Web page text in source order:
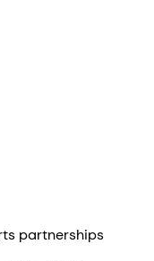
partnerships